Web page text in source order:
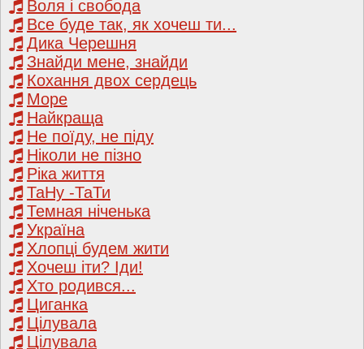
Воля і свобода
Все буде так, як хочеш ти...
Дика Черешня
Знайди мене, знайди
Кохання двох сердець
Море
Найкраща
Не поїду, не піду
Ніколи не пізно
Ріка життя
ТаНу -ТаТи
Темная ніченька
Україна
Хлопці будем жити
Хочеш іти? Іди!
Хто родився...
Циганка
Цілувала
Цілувала